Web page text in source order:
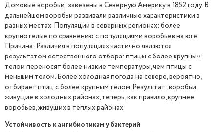
Домовые воробьи: завезены в Северную Америку в 1852 году. В
дальнейшем воробьи развивали различные характеристики в
разных местах. Популяции в северных регионах: более
крупнотелые по сравнению с популяциями воробьев на юге.
Причина: Различия в популяциях частично являются
результатом естественного отбора: птицы с более крупным
телом переносят более низкие температуры, чем птицы с
меньшим телом. Более холодная погода на севере, вероятно,
отбирает птиц с более крупным телом. Результат: воробьи,
живущие в холодных районах, теперь, как правило, крупнее
воробьев, живущих в теплых районах.
Устойчивость к антибиотикам у бактерий